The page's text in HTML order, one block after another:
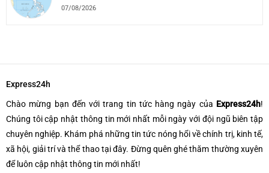
07/08/2026
Express24h
Chào mừng bạn đến với trang tin tức hàng ngày của Express24h!
Chúng tôi cập nhật thông tin mới nhất mỗi ngày với đội ngũ biên tập
chuyên nghiệp. Khám phá những tin tức nóng hổi về chính trị, kinh tế,
xã hội, giải trí và thể thao tại đây. Đừng quên ghé thăm thường xuyên
để luôn cập nhật thông tin mới nhất!